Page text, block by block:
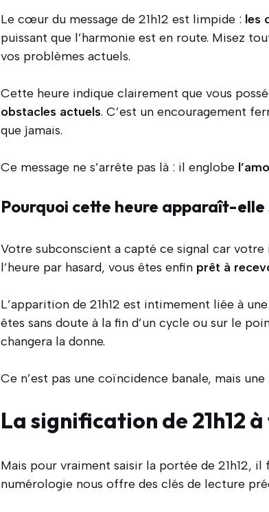
Le cœur du message de 21h12 est limpide : les
puissant que l’harmonie est en route. Misez
vos problèmes actuels.
Cette heure indique clairement que vous
obstacles actuels. C’est un encouragement
que jamais.
Ce message ne s’arrête pas là : il englobe
Pourquoi cette heure apparaît-elle
Votre subconscient a capté ce signal car
l’heure par hasard, vous êtes enfin prêt à
L’apparition de 21h12 est intimement liée à
êtes sans doute à la fin d’un cycle ou sur le
changera la donne.
Ce n’est pas une coïncidence banale, mais une
La signification de 21h12
Mais pour vraiment saisir la portée de 21h12, il
numérologie nous offre des clés de lecture